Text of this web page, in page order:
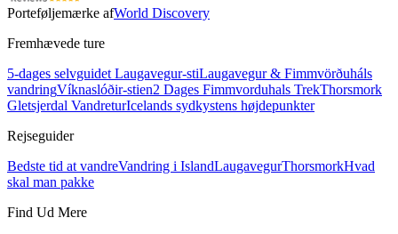
Porteføljemærke afWorld Discovery
Fremhævede ture
5-dages selvguidet Laugavegur-stiLaugavegur & Fimmvörðuháls
vandringVíknaslóðir-stien2 Dages Fimmvorduhals TrekThorsmork
Gletsjerdal VandreturIcelands sydkystens højdepunkter
Rejseguider
Bedste tid at vandreVandring i IslandLaugavegurThorsmorkHvad
skal man pakke
Find Ud Mere